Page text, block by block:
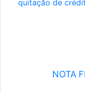
quitação de
NOTA